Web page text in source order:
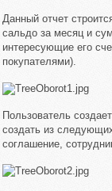
Данный отчет
сальдо за месяц и
интересующие его
покупателями).
Пользователь
создать из
соглашение,